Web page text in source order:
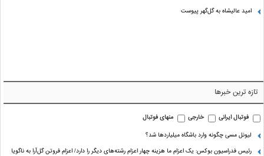
امید عالیشاه به گل‌گهر پیوست
تازه ترین خبرها
فوتبال ایرانی خارجی
منهای فوتبال
لیونل مسی چگونه وارد باشگاه میلیاردها شد؟
رئیس فدراسیون بوکس: یک اعزام ما هزینه چهار اعزام رشته‌های دیگر را دارد/ اعزام فروتن گل‌آرا به ناگویا